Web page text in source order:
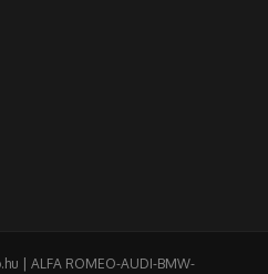
| ALFA ROMEO-AUDI-BMW-